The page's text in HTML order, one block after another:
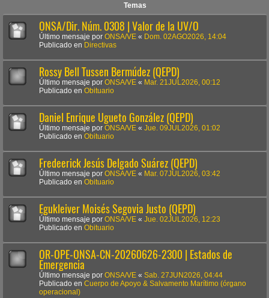
Temas
ONSA/Dir. Núm. 0308 | Valor de la UV/O
Último mensaje por ONSA/VE « Dom. 02AGO2026, 14:04
Publicado en Directivas
Rossy Bell Tussen Bermúdez (QEPD)
Último mensaje por ONSA/VE « Mar. 21JUL2026, 00:12
Publicado en Obituario
Daniel Enrique Ugueto González (QEPD)
Último mensaje por ONSA/VE « Jue. 09JUL2026, 01:02
Publicado en Obituario
Fredeerick Jesús Delgado Suárez (QEPD)
Último mensaje por ONSA/VE « Mar. 07JUL2026, 03:42
Publicado en Obituario
Egukleiver Moisés Segovia Justo (QEPD)
Último mensaje por ONSA/VE « Jue. 02JUL2026, 12:23
Publicado en Obituario
OR-OPE-ONSA-CN-20260626-2300 | Estados de
Emergencia
Último mensaje por ONSA/VE « Sab. 27JUN2026, 04:44
Publicado en Cuerpo de Apoyo & Salvamento Marítimo (órgano
operacional)